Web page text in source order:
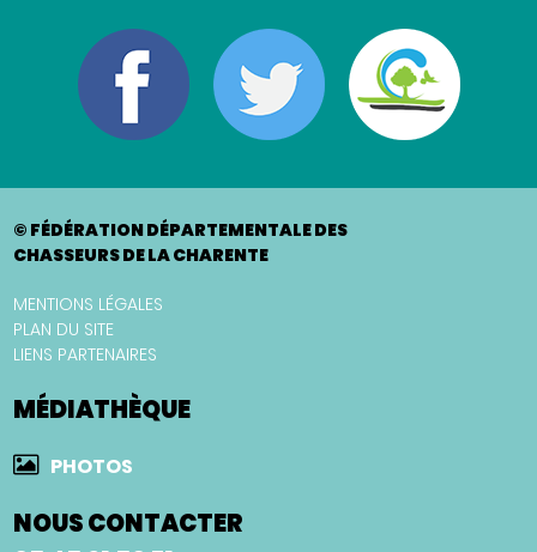
© FÉDÉRATION DÉPARTEMENTALE DES
CHASSEURS DE LA CHARENTE
MENTIONS LÉGALES
PLAN DU SITE
LIENS PARTENAIRES
MÉDIATHÈQUE
PHOTOS
NOUS CONTACTER